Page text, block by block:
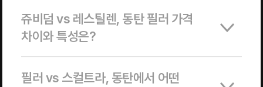
쥬비덤 vs 레스틸렌, 동탄 필러 가격
차이와 특성은?
필러 vs 스컬트라, 동탄에서 어떤